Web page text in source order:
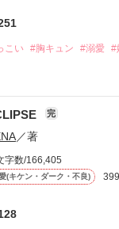
こい #胸キュン #溺愛 #
れを選んだ。」
のが怖かった。
に大好きだった彼を
思っていたのに、
た彼は、隣の学校で
完
／著
字数/166,405
(キケン・ダーク・不良)